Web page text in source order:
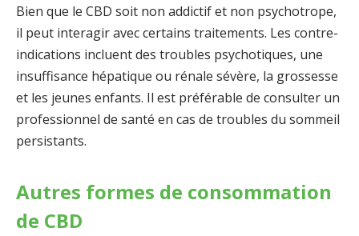
Bien que le CBD soit non addictif et non psychotrope,
il peut interagir avec certains traitements. Les contre-
indications incluent des troubles psychotiques, une
insuffisance hépatique ou rénale sévère, la grossesse
et les jeunes enfants. Il est préférable de consulter un
professionnel de santé en cas de troubles du sommeil
persistants.
Autres formes de consommation
de CBD